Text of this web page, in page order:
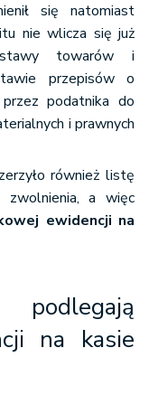
się natomiast
nie wlicza się już
towarów i
przepisów o
podatnika do
i prawnych
również listę
zwolnienia, a więc
ewidencji na
na kasie